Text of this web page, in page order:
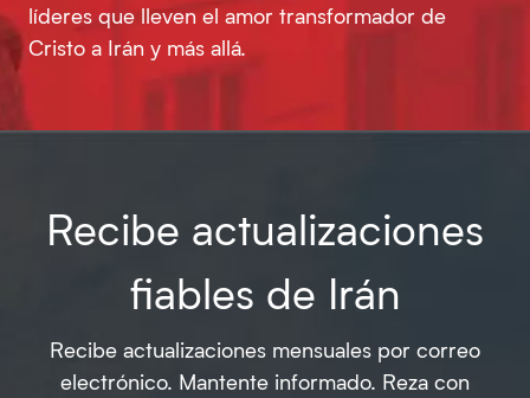
líderes que lleven el amor transformador de
Cristo a Irán y más allá.
Recibe actualizaciones
fiables de Irán
Recibe actualizaciones mensuales por correo
electrónico. Mantente informado. Reza con